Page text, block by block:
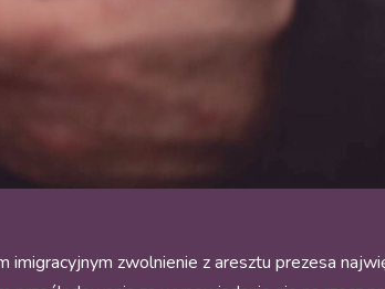
imigracyjnym zwolnienie z aresztu prezesa